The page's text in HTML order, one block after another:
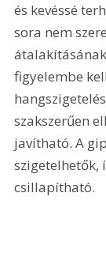
és kevéssé
sora nem
figyelembe
szakszerűen
javítható. A
szigetelhetők,
csillapítható.